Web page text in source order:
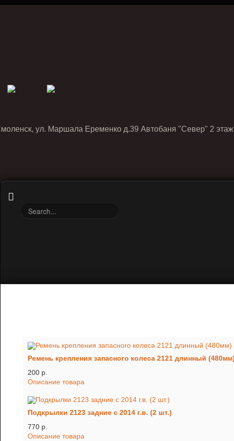
ул. Маршала Еременко д.39 Автобаня "Север" 2
Ремень крепления запасного колеса 2121 длинный (480мм)
200 p.
Описание товара
Подкрылки 2123 задние с 2014 г.в. (2 шт.)
770 p.
Описание товара